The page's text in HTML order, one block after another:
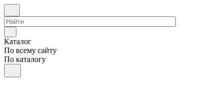
Каталог
По всему сайту
По каталогу